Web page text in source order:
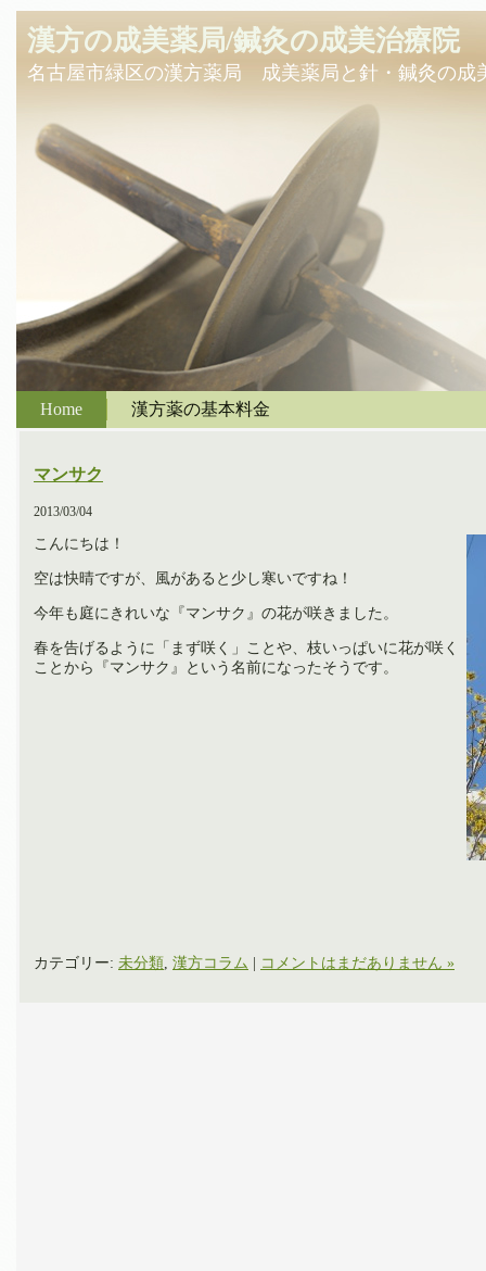
漢方の成美薬局/鍼灸の成美治療院
名古屋市緑区の漢方薬局 成美薬局と針・鍼灸の成
Home 漢方薬の基本料金
マンサク
2013/03/04
こんにちは！
空は快晴ですが、風があると少し寒いですね！
今年も庭にきれいな『マンサク』の花が咲きました。
春を告げるように「まず咲く」ことや、枝いっぱいに花が咲く
ことから『マンサク』という名前になったそうです。
カテゴリー: 未分類 漢方コラム コメントはまだありません »